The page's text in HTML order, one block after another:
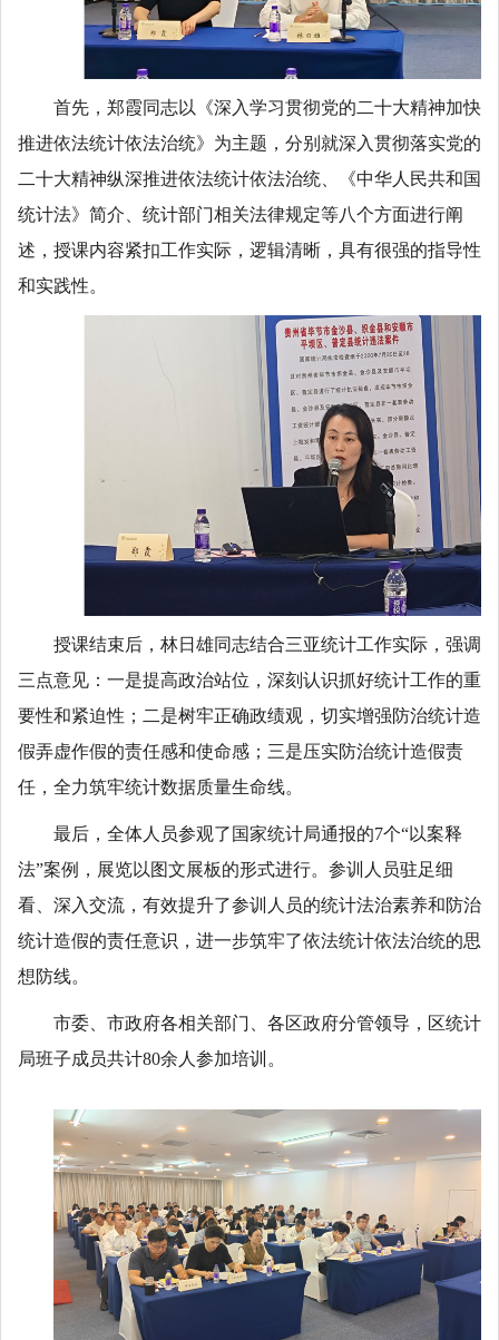
首先，郑霞同志以《深入学习贯彻党的二十大精神加快
推进依法统计依法治统》为主题，分别就深入贯彻落实党的
二十大精神纵深推进依法统计依法治统、《中华人民共和国
统计法》简介、统计部门相关法律规定等八个方面进行阐
述，授课内容紧扣工作实际，逻辑清晰，具有很强的指导性
和实践性。
授课结束后，林日雄同志结合三亚统计工作实际，强调
三点意见：一是提高政治站位，深刻认识抓好统计工作的重
要性和紧迫性；二是树牢正确政绩观，切实增强防治统计造
假弄虚作假的责任感和使命感；三是压实防治统计造假责
任，全力筑牢统计数据质量生命线。
最后，全体人员参观了国家统计局通报的7个“以案释
法”案例，展览以图文展板的形式进行。参训人员驻足细
看、深入交流，有效提升了参训人员的统计法治素养和防治
统计造假的责任意识，进一步筑牢了依法统计依法治统的思
想防线。
市委、市政府各相关部门、各区政府分管领导，区统计
局班子成员共计80余人参加培训。